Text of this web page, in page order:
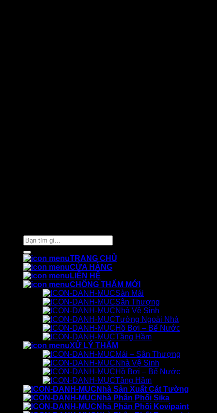
Tìm
kiếm:
TRANG CHỦ
CỬA HÀNG
LIÊN HỆ
CHỐNG THẤM MỚI
Sàn Mái
Sân Thượng
Nhà Vệ Sinh
Tường Ngoài Nhà
Hồ Bơi – Bể Nước
Tầng Hầm
XỬ LÝ THẤM
Mái – Sân Thượng
Nhà Vệ Sinh
Hồ Bơi – Bể Nước
Tầng Hầm
Nhà Sản Xuất Cát Tường
Nhà Phân Phối Sika
Nhà Phân Phối Kovipaint